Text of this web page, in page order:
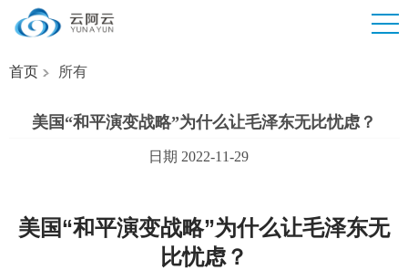
首页 所有
美国“和平演变战略”为什么让毛泽东无比忧虑？
日期 2022-11-29
美国“和平演变战略”为什么让毛泽东无
比忧虑？